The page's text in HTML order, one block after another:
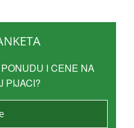
I CENE NA
PIJACI?